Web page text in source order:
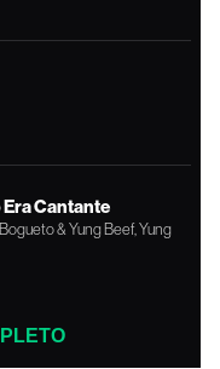
Cantante
& Yung Beef, Yung